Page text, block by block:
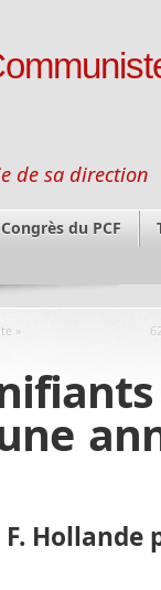
de sa direction
du PCF
»
Hollande